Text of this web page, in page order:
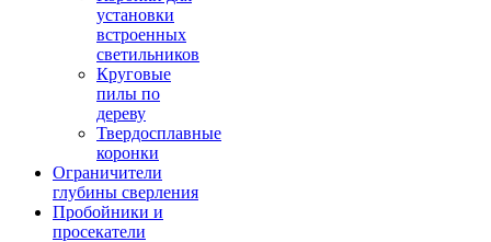
установки
встроенных
светильников
Круговые
пилы по
дереву
Твердосплавные
коронки
Ограничители
глубины сверления
Пробойники и
просекатели